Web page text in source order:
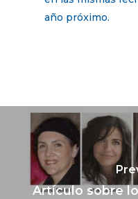
año próximo.
Artículo sobre